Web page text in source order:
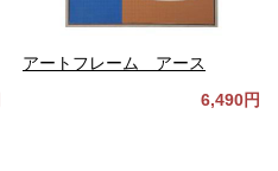
アートフレーム アース
6,490円